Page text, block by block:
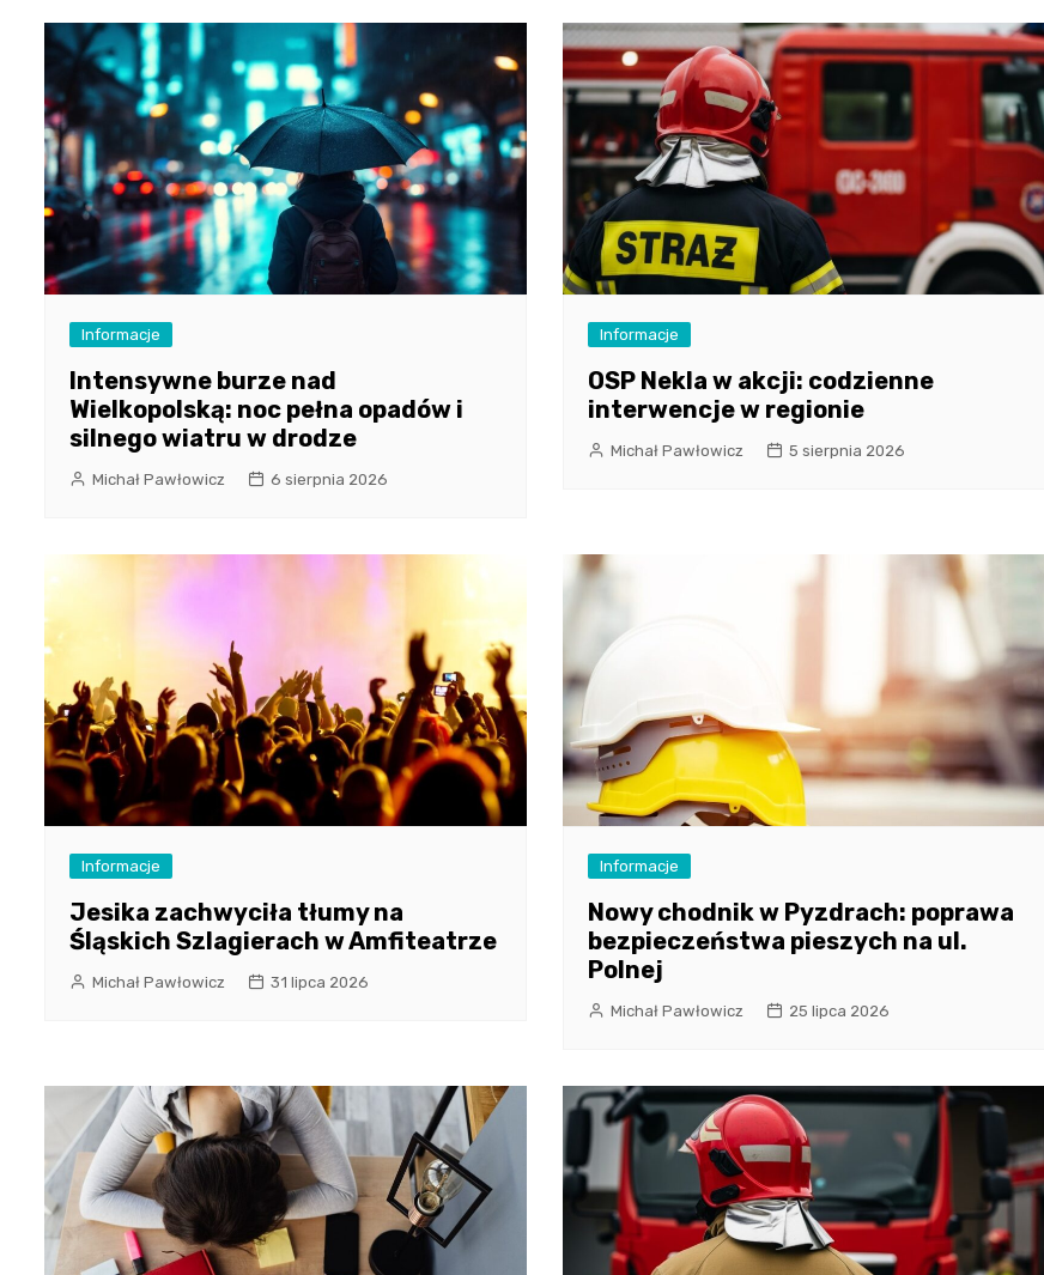
Informacje
Intensywne burze nad
Wielkopolską: noc pełna opadów i
silnego wiatru w drodze
Michał Pawłowicz 6 sierpnia 2026
Informacje
OSP Nekla w akcji: codzienne
interwencje w regionie
Michał Pawłowicz 5 sierpnia 2026
Informacje
Jesika zachwyciła tłumy na
Śląskich Szlagierach w Amfiteatrze
Michał Pawłowicz 31 lipca 2026
Informacje
Nowy chodnik w Pyzdrach: poprawa
bezpieczeństwa pieszych na ul.
Polnej
Michał Pawłowicz 25 lipca 2026